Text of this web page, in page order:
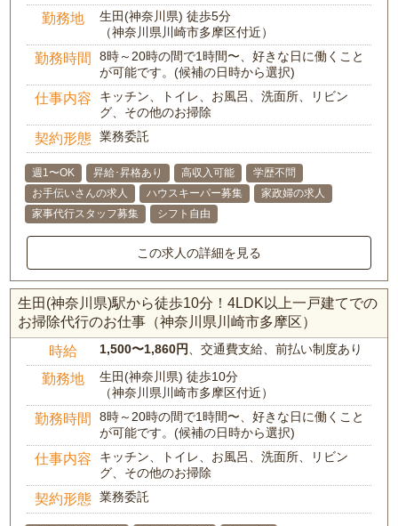
勤務地
生田(神奈川県) 徒歩5分
（神奈川県川崎市多摩区付近）
勤務時間
8時～20時の間で1時間〜、好きな日に働くこと
が可能です。(候補の日時から選択)
仕事内容
キッチン、トイレ、お風呂、洗面所、リビン
グ、その他のお掃除
契約形態 業務委託
週1〜OK 昇給･昇格あり 高収入可能
学歴不問
お手伝いさんの求人
ハウスキーパー募集
家政婦の求人
家事代行スタッフ募集
シフト自由
この求人の詳細を見る
生田(神奈川県)駅から徒歩10分！4LDK以上一戸建てでの
お掃除代行のお仕事（神奈川県川崎市多摩区）
時給 1,500〜1,860円、交通費支給、前払い制度あり
勤務地
生田(神奈川県) 徒歩10分
（神奈川県川崎市多摩区付近）
勤務時間
8時～20時の間で1時間〜、好きな日に働くこと
が可能です。(候補の日時から選択)
仕事内容
キッチン、トイレ、お風呂、洗面所、リビン
グ、その他のお掃除
契約形態 業務委託